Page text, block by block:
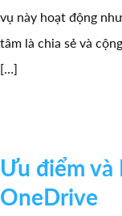
vụ này hoạt động
tâm là chia sẻ và
[…]
Ưu điểm
OneDrive